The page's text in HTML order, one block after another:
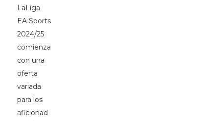
LaLiga
EA Sports
2024/25
comienza
con una
oferta
variada
para los
aficionad